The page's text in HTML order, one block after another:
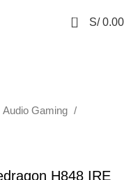
0 S/0.00
Audio Gaming
H848 IRE